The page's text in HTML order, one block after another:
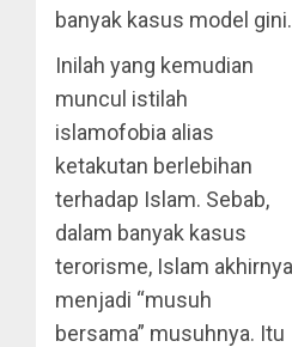
banyak kasus model gini.
Inilah yang kemudian
muncul istilah
islamofobia alias
ketakutan berlebihan
terhadap Islam. Sebab,
dalam banyak kasus
terorisme, Islam akhirnya
menjadi “musuh
bersama” musuhnya. Itu